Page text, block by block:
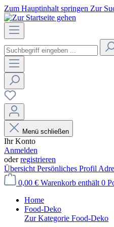
Zum Hauptinhalt springen Zur
Menü schließen
Ihr Konto
Anmelden
oderregistrieren
Übersicht Persönliches Profil
0,00 € Warenkorb enthält 0
Home
Food-Deko
Zur Kategorie Food-Deko